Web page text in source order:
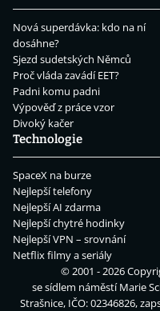
Nová superdávka: kdo na ní
dosáhne?
Sjezd sudetských Němců
Proč vláda zavádí EET?
Padni komu padni
Výpověď z práce vzor
Divoký kačer
Technologie
SpaceX na burze
Nejlepší telefony
Nejlepší AI zdarma
Nejlepší chytré hodinky
Nejlepší VPN – srovnání
Netflix filmy a seriály
© 2001 - 2026
se sídlem náměstí Marie
Strašnice, IČO: 02346826,